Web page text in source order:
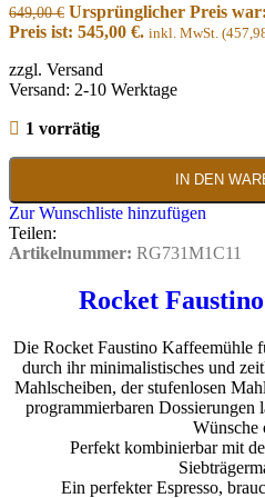
649,00€ Ursprünglicher Preis
Preis ist: 545,00 €. inkl. MwSt. (
zzgl. Versand
Versand: 2-10 Werktage
1 vorrätig
IN DEN
Zur Wunschliste hinzufügen
Teilen:
Artikelnummer: RG731M1C11
Rocket
Die Rocket Faustino Kaffeemühle
durch ihr minimalistisches und
Mahlscheiben, der stufenlosen
programmierbaren Dossierungen
Wünsche
Perfekt kombinierbar mit
Ein perfekter Espresso,